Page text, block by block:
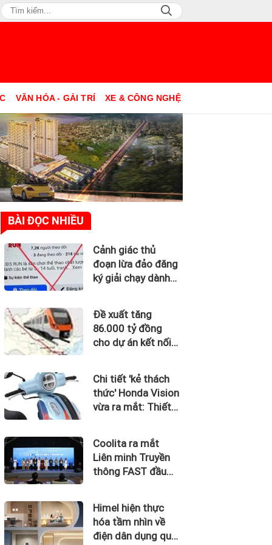
VĂN HÓA - GẢI TRÍ XE & CÔNG NGHỆ
BÀI ĐỌC NHIỀU
Cảnh giác thủ
đoạn lừa đảo đăng
ký giải chạy dành
Đề xuất tăng
86.000 tỷ đồng
cho dự án kết nối
hùng quan Tây
Bắc”
Chi tiết 'kẻ thách
thức' Honda Vision
vừa ra mắt: Thiết
triệu đồng
Coolita ra mắt
Liên minh Truyền
thông FAST đầu
truyền hình hàng
đầu
Himel hiện thực
hóa tầm nhìn về
điện dân dụng qua